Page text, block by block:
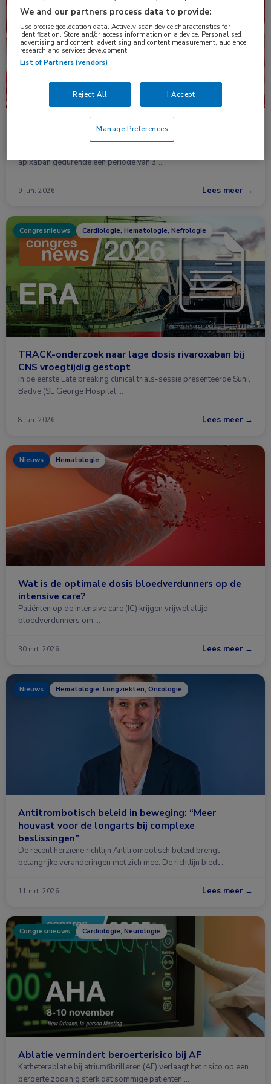
Apixaban geeft minder bloedingsrisico dan
rivaroxaban bij VTE
apixaban gedurende een periode van 3 …
9 jun. 2026 Lees meer →
Congresnieuws Cardiologie, Hematologie, Nefrologie
TRACK-onderzoek naar lage dosis rivaroxaban bij
CNS vroegtijdig gestopt
In de eerste Late breaking clinical trials-sessie presenteerde Sunil
Badve (St. George Hospital …
8 jun. 2026 Lees meer →
Nieuws Hematologie
Wat is de optimale dosis bloedverdunners op de
intensive care?
Patiënten op de intensive care (IC) krijgen vrijwel altijd
bloedverdunners om …
30 mrt. 2026 Lees meer →
Nieuws Hematologie, Longziekten, Oncologie
Antitrombotisch beleid in beweging: “Meer
houvast voor de longarts bij complexe
beslissingen”
De recent herziene richtlijn Antitrombotisch beleid brengt
belangrijke veranderingen met zich mee. De richtlijn biedt …
11 mrt. 2026 Lees meer →
Congresnieuws Cardiologie, Neurologie
Ablatie vermindert beroerterisico bij AF
Katheterablatie bij atriumfibrilleren (AF) verlaagt het risico op een
beroerte zodanig sterk dat sommige patiënten …
We and our partners process data to provide:
Use precise geolocation data. Actively scan device characteristics for
identification. Store and/or access information on a device. Personalised
advertising and content, advertising and content measurement, audience
research and services development.
List of Partners (vendors)
Reject All I Accept
Manage Preferences